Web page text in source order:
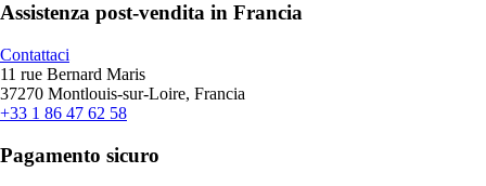
Assistenza post-vendita in Francia
Contattaci
11 rue Bernard Maris
37270 Montlouis-sur-Loire, Francia
+33 1 86 47 62 58
Pagamento sicuro